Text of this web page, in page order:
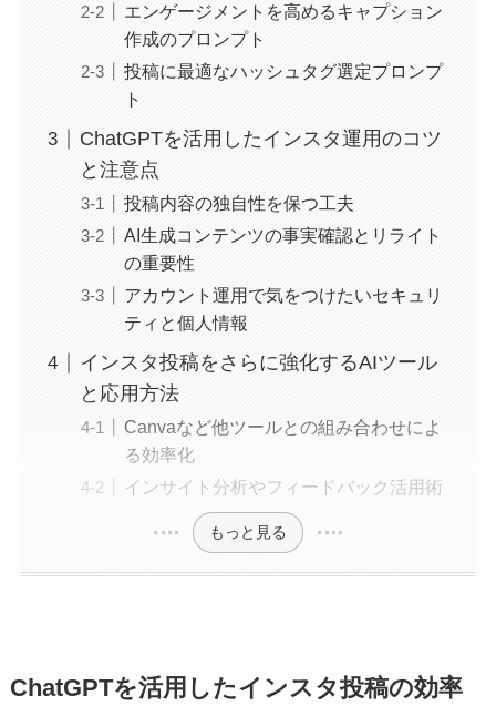
エンゲージメントを高めるキャプション
作成のプロンプト
投稿に最適なハッシュタグ選定プロンプ
ト
ChatGPTを活用したインスタ運用のコツ
と注意点
投稿内容の独自性を保つ工夫
AI生成コンテンツの事実確認とリライト
の重要性
アカウント運用で気をつけたいセキュリ
ティと個人情報
インスタ投稿をさらに強化するAIツール
と応用方法
Canvaなど他ツールとの組み合わせによ
る効率化
インサイト分析やフィードバック活用術
もっと見る
ChatGPTを活用したインスタ投稿の効率